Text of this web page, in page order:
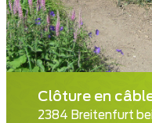
Clôture en
2384 Breitenfurt